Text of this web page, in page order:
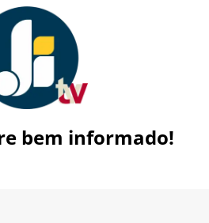
bem informado!